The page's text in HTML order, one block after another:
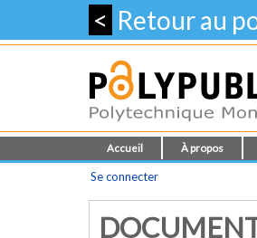
< Retour au
Accueil À propos
Se connecter